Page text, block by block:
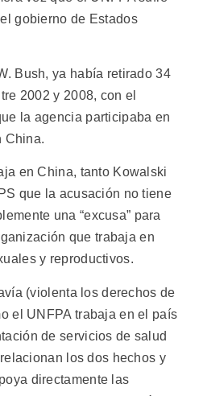
gobierno de Estados
Bush, ya había retirado 34
2002 y 2008, con el
la agencia participaba en
China.
en China, tanto Kowalski
que la acusación no tiene
una “excusa” para
que trabaja en
y reproductivos.
(violenta los derechos de
el UNFPA trabaja en el país
de servicios de salud
los dos hechos y
directamente las